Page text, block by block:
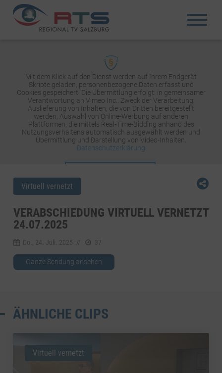
Mit dem Klick auf den Dienst werden auf Ihrem Endgerät
Skripte geladen, personenbezogene Daten erfasst und
Cookies gespeichert. Die Übermittlung erfolgt: in gemeinsamer
Verantwortung an Vimeo Inc.. Zweck der Verarbeitung:
Auslieferung von Inhalten, die von Dritten bereitgestellt
werden, Auswahl von Online-Werbung auf anderen
Plattformen, die mittels Real-Time-Bidding anhand des
Nutzungsverhaltens automatisch ausgewählt werden und
Übermittlung und Darstellung von Video-Inhalten.
Datenschutzerklärung
Virtuell vernetzt
VERABSCHIEDUNG VIRTUELL VERNETZT
24.07.2025
Do., 24. Juli. 2025 37
Ganze Sendung ansehen
ÄHNLICHE CLIPS
Virtuell vernetzt